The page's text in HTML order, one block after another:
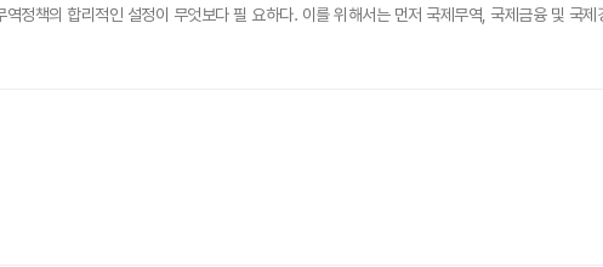
정책의 합리적인 설정이 무엇보다 필 요하다. 이를 위해서는 먼저 국제무역, 국제금융 및 국